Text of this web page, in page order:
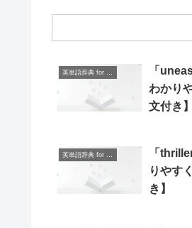
「
わかり
文付き】
「
りやす
き】